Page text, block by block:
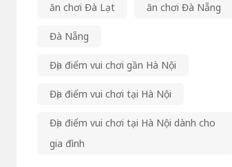
ăn chơi Đà Lạt ăn chơi Đà Nẵng
Đà Nẵng
Địa điểm vui chơi gần Hà Nội
Địa điểm vui chơi tại Hà Nội
Địa điểm vui chơi tại Hà Nội dành cho
gia đình